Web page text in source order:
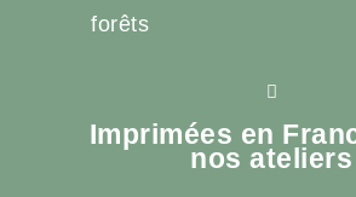
forêts
Imprimées en
nos ateliers